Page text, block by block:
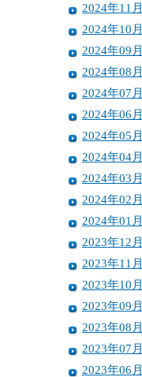
2024年11月
2024年10月
2024年09月
2024年08月
2024年07月
2024年06月
2024年05月
2024年04月
2024年03月
2024年02月
2024年01月
2023年12月
2023年11月
2023年10月
2023年09月
2023年08月
2023年07月
2023年06月